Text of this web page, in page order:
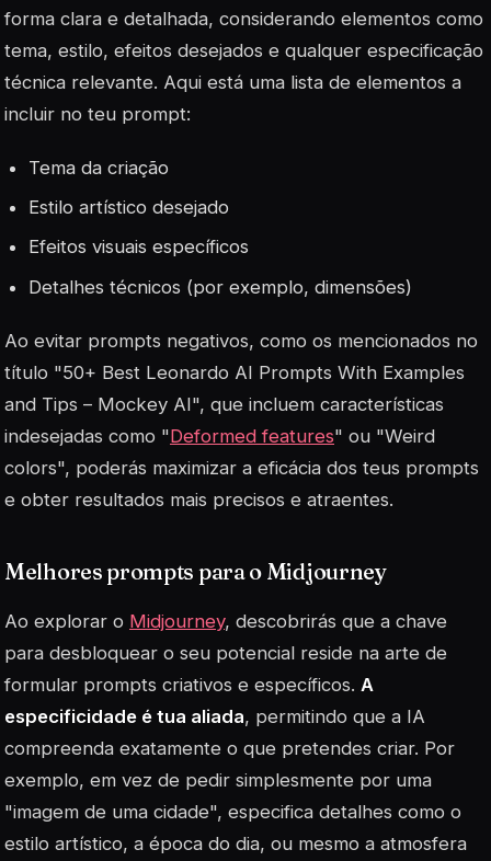
forma clara e detalhada, considerando elementos como
tema, estilo, efeitos desejados e qualquer especificação
técnica relevante. Aqui está uma lista de elementos a
incluir no teu prompt:
Tema da criação
Estilo artístico desejado
Efeitos visuais específicos
Detalhes técnicos (por exemplo, dimensões)
Ao evitar prompts negativos, como os mencionados no
título "50+ Best Leonardo AI Prompts With Examples
and Tips – Mockey AI", que incluem características
indesejadas como "Deformed features" ou "Weird
colors", poderás maximizar a eficácia dos teus prompts
e obter resultados mais precisos e atraentes.
Melhores prompts para o Midjourney
Ao explorar o Midjourney, descobrirás que a chave
para desbloquear o seu potencial reside na arte de
formular prompts criativos e específicos. A
especificidade é tua aliada, permitindo que a IA
compreenda exatamente o que pretendes criar. Por
exemplo, em vez de pedir simplesmente por uma
"imagem de uma cidade", especifica detalhes como o
estilo artístico, a época do dia, ou mesmo a atmosfera